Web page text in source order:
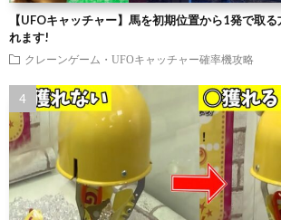
【UFOキャッチャー】馬を初期位置から1発で取
れます!
クレーンゲーム・UFOキャッチャー確率機攻略